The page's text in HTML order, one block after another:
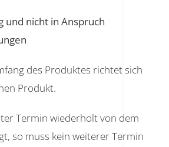
und nicht in Anspruch
des Produktes richtet sich
Produkt.
Termin wiederholt von dem
so muss kein weiterer Termin